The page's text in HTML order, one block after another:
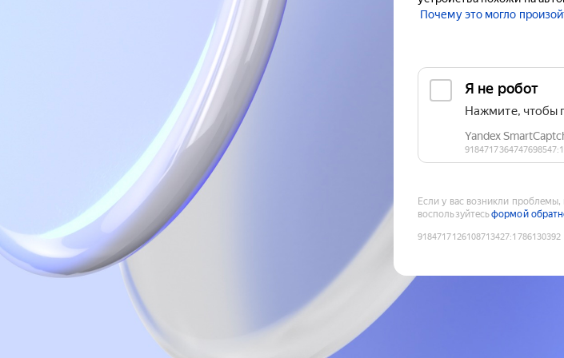
Почему это могло
Если у вас возникли проблемы,
воспользуйтесьформой
9184717126108713427:1786130392